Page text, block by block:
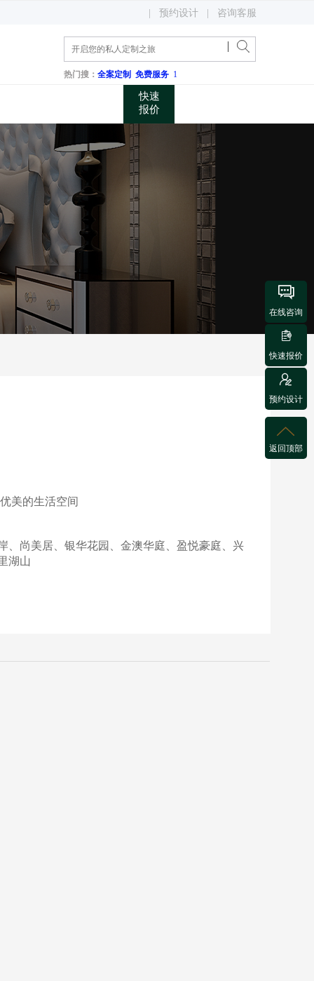
咨询电话 400 048 0731
预约设计 咨询客服
热门搜： 全案定制 免费服务 1
快速
报价

在线咨询

快速报价

预约设计

返回顶部
美的生活空间
、尚美居、银华花园、金澳华庭、盈悦豪庭、兴
湖山